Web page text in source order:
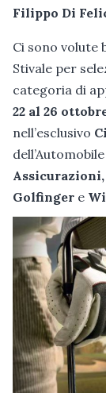
Filippo Di
Ci sono volute
Stivale per
categoria di
22 al 26
nell’esclusivo
Golfinger e